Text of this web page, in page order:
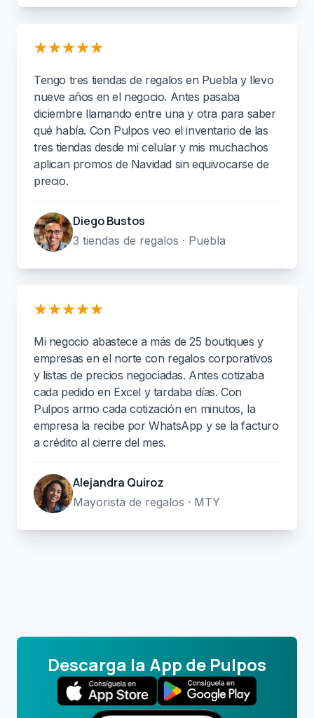
Tengo tres tiendas de regalos en Puebla y llevo
nueve años en el negocio. Antes pasaba
diciembre llamando entre una y otra para saber
qué había. Con Pulpos veo el inventario de las
tres tiendas desde mi celular y mis muchachos
aplican promos de Navidad sin equivocarse de
precio.
Diego Bustos
3 tiendas de regalos · Puebla
Mi negocio abastece a más de 25 boutiques y
empresas en el norte con regalos corporativos
y listas de precios negociadas. Antes cotizaba
cada pedido en Excel y tardaba días. Con
Pulpos armo cada cotización en minutos, la
empresa la recibe por WhatsApp y se la facturo
a crédito al cierre del mes.
Alejandra Quiroz
Mayorista de regalos · MTY
Descarga la App de Pulpos